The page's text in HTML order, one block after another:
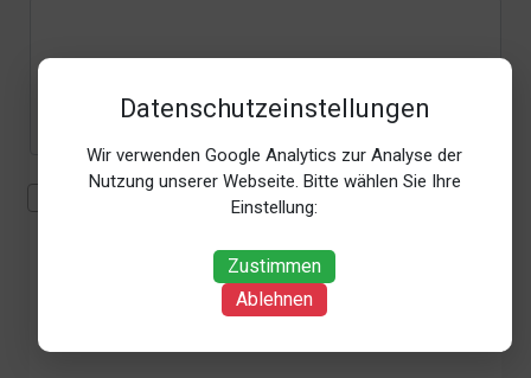
Datenschutzeinstellungen
Wir verwenden Google Analytics zur Analyse der
Nutzung unserer Webseite. Bitte wählen Sie Ihre
Einstellung:
Zustimmen
Ablehnen
Mit der Erhebung, Verarbeitung und Nutzung meiner
Uhrzeit der Bewertungsabgabe, Referrer-URL) zum
Zweck der Bewertung erkläre ich mich
einverstanden. Weitere Informationen siehe unsere